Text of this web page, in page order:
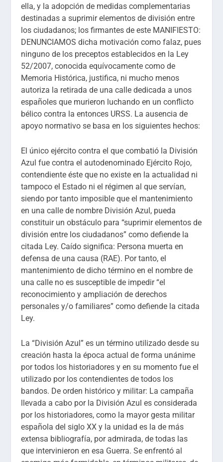
ella, y la adopción de medidas complementarias
destinadas a suprimir elementos de división entre
los ciudadanos; los firmantes de este MANIFIESTO:
DENUNCIAMOS dicha motivación como falaz, pues
ninguno de los preceptos establecidos en la Ley
52/2007, conocida equívocamente como de
Memoria Histórica, justifica, ni mucho menos
autoriza la retirada de una calle dedicada a unos
españoles que murieron luchando en un conflicto
bélico contra la entonces URSS. La ausencia de
apoyo normativo se basa en los siguientes hechos:
El único ejército contra el que combatió la División
Azul fue contra el autodenominado Ejército Rojo,
contendiente éste que no existe en la actualidad ni
tampoco el Estado ni el régimen al que servían,
siendo por tanto imposible que el mantenimiento
en una calle de nombre División Azul, pueda
constituir un obstáculo para “suprimir elementos de
división entre los ciudadanos” como defiende la
citada Ley. Caído significa: Persona muerta en
defensa de una causa (RAE). Por tanto, el
mantenimiento de dicho término en el nombre de
una calle no es susceptible de impedir “el
reconocimiento y ampliación de derechos
personales y/o familiares” como defiende la citada
Ley.
La “División Azul” es un término utilizado desde su
creación hasta la época actual de forma unánime
por todos los historiadores y en su momento fue el
utilizado por los contendientes de todos los
bandos. De orden histórico y militar: La campaña
llevada a cabo por la División Azul es considerada
por los historiadores, como la mayor gesta militar
española del siglo XX y la unidad es la de más
extensa bibliografía, por admirada, de todas las
que intervinieron en esa Guerra. Se enfrentó al